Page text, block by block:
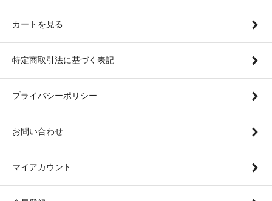
カートを見る
特定商取引法に基づく表記
プライバシーポリシー
お問い合わせ
マイアカウント